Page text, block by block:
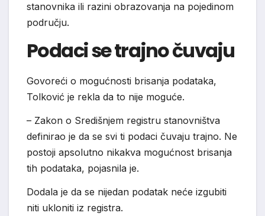
stanovnika ili razini obrazovanja na pojedinom
području.
Podaci se trajno čuvaju
Govoreći o mogućnosti brisanja podataka,
Tolković je rekla da to nije moguće.
– Zakon o Središnjem registru stanovništva
definirao je da se svi ti podaci čuvaju trajno. Ne
postoji apsolutno nikakva mogućnost brisanja
tih podataka, pojasnila je.
Dodala je da se nijedan podatak neće izgubiti
niti ukloniti iz registra.